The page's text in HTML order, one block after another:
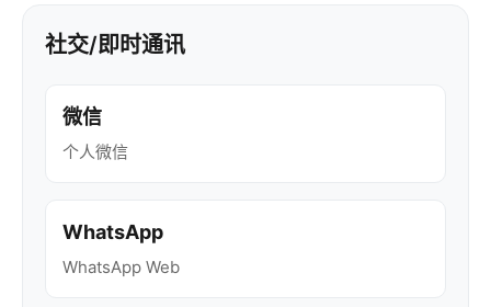
社交/即时通讯
微信
个人微信
WhatsApp
WhatsApp Web